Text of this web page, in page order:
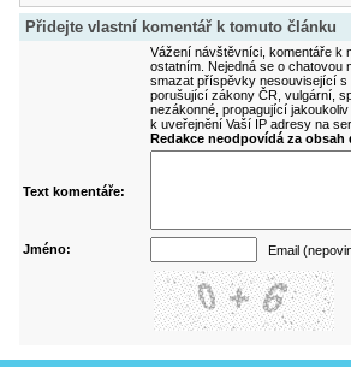
Přidejte vlastní komentář k tomuto článku
Vážení návštěvníci, komentáře k
ostatním. Nejedná se o
smazat příspěvky nesouvisející
porušující zákony ČR, vulgární,
nezákonné, propagující
k uveřejnění Vaší IP adresy na
Redakce neodpovídá za
Text komentáře:
Jméno: Email